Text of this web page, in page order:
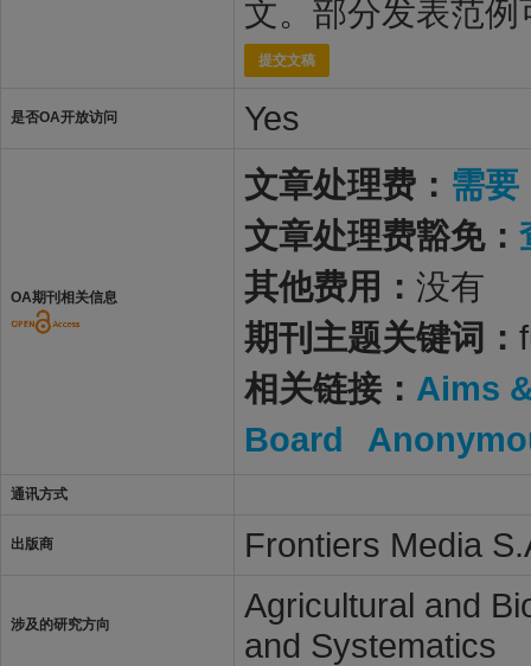
文。部分发表范例
提交文稿
是否OA开放访问 Yes
OA期刊相关信息
文章处理费： 需要
文章处理费豁免：
其他费用： 没有
期刊主题关键词：
相关链接： Aims
Board
通讯方式
出版商 Frontiers Media
涉及的研究方向
Agricultural and
and Systematics